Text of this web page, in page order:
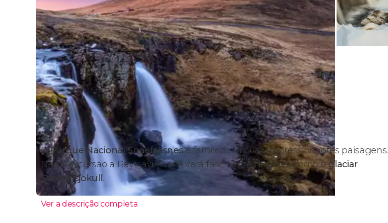
OParque Nacional Snaefellsnesé famoso por suas impressionantes paisagens.
Nesta excursão a Reykjavík, você verá fascinantes lugares como oglaciar
Snæfellsjökull .
Ver a descrição completa